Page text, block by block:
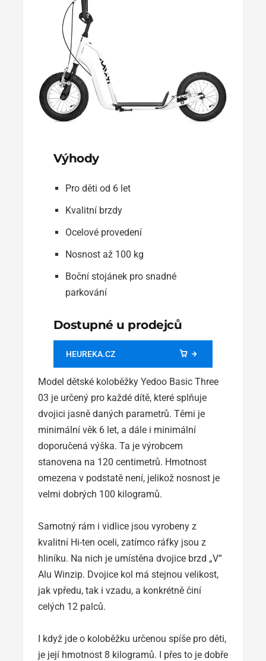
Výhody
Pro děti od 6 let
Kvalitní brzdy
Ocelové provedení
Nosnost až 100 kg
Boční stojánek pro snadné
parkování
Dostupné u prodejců
HEUREKA.CZ
Model dětské koloběžky Yedoo Basic Three
03 je určený pro každé dítě, které splňuje
dvojici jasně daných parametrů. Těmi je
minimální věk 6 let, a dále i minimální
doporučená výška. Ta je výrobcem
stanovena na 120 centimetrů. Hmotnost
omezena v podstatě není, jelikož nosnost je
velmi dobrých 100 kilogramů.
Samotný rám i vidlice jsou vyrobeny z
kvalitní Hi-ten oceli, zatímco ráfky jsou z
hliníku. Na nich je umístěna dvojice brzd „V“
Alu Winzip. Dvojice kol má stejnou velikost,
jak vpředu, tak i vzadu, a konkrétně činí
celých 12 palců.
I když jde o koloběžku určenou spíše pro děti,
je její hmotnost 8 kilogramů. I přes to je dobře